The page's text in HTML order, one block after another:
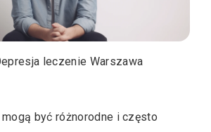
leczenie Warszawa
być różnorodne i często